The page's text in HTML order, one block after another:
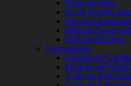
Feixe de Mola
Kit do
Kits da
Mola da
Pivô da Bandeja
Transmissão
Atuador do
Atuador do Pedal
Cabo de